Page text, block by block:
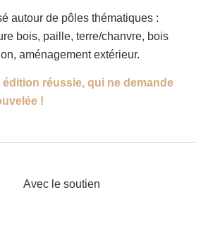
autour de pôles thématiques :
bois, paille, terre/chanvre, bois
aménagement extérieur.
édition réussie, qui ne demande
!
Avec le soutien